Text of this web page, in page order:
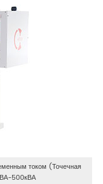
током (Точечная
500кВА